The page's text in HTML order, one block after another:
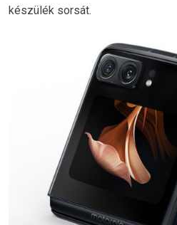
készülék sorsát.